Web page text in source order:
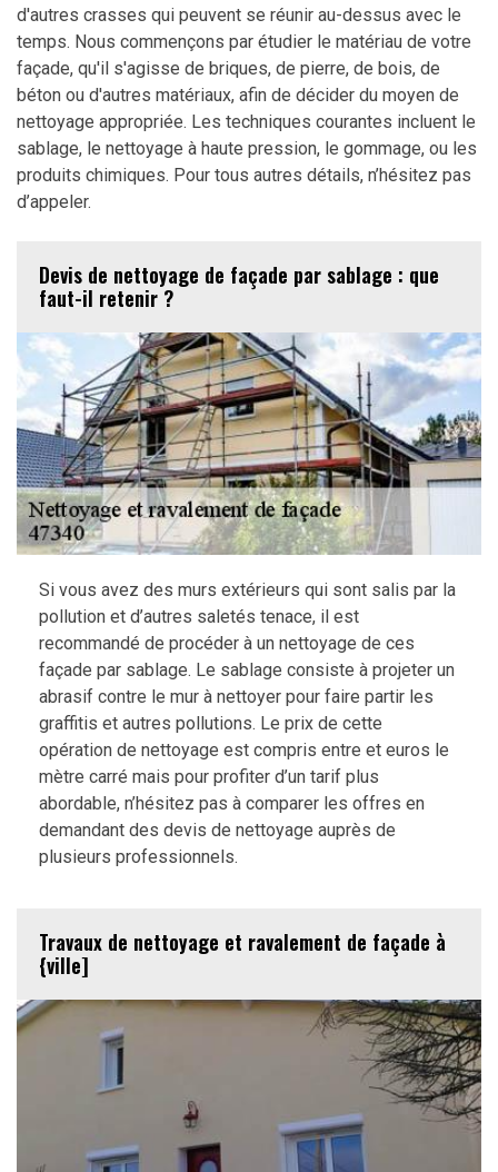
d'autres crasses qui peuvent se réunir au-dessus avec le
temps. Nous commençons par étudier le matériau de votre
façade, qu'il s'agisse de briques, de pierre, de bois, de
béton ou d'autres matériaux, afin de décider du moyen de
nettoyage appropriée. Les techniques courantes incluent le
sablage, le nettoyage à haute pression, le gommage, ou les
produits chimiques. Pour tous autres détails, n’hésitez pas
d’appeler.
Devis de nettoyage de façade par sablage : que
faut-il retenir ?
Si vous avez des murs extérieurs qui sont salis par la
pollution et d’autres saletés tenace, il est
recommandé de procéder à un nettoyage de ces
façade par sablage. Le sablage consiste à projeter un
abrasif contre le mur à nettoyer pour faire partir les
graffitis et autres pollutions. Le prix de cette
opération de nettoyage est compris entre et euros le
mètre carré mais pour profiter d’un tarif plus
abordable, n’hésitez pas à comparer les offres en
demandant des devis de nettoyage auprès de
plusieurs professionnels.
Travaux de nettoyage et ravalement de façade à
{ville]